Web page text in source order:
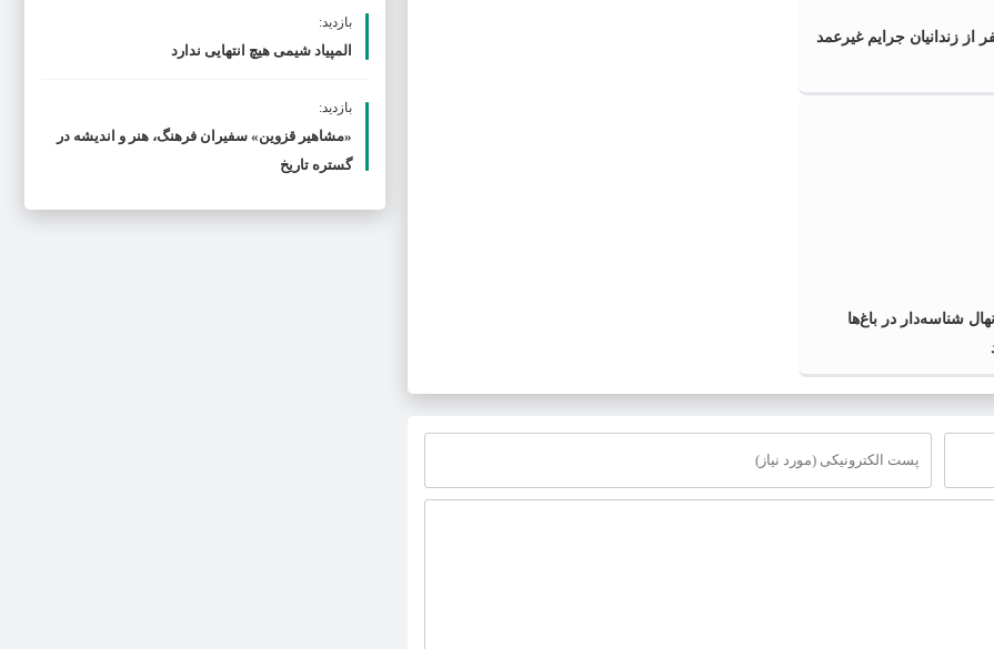
141 نفر از زندانیان جرایم غیرعمد
شناسه‌دار در باغ‌ها
بازدید:
المپیاد شیمی هیچ انتهایی ندارد
بازدید:
«مشاهیر قزوین» سفیران فرهنگ، هنر و اندیشه در
گستره تاریخ